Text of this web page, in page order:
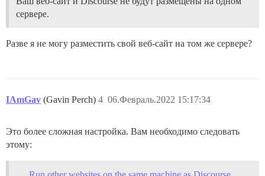
сервере.
Разве я не могу разместить свой веб-сайт на том же сервере?
IAmGav (Gavin Perch) 06.Февраль.2022 15:17:34
4
Это более сложная настройка. Вам необходимо следовать
этому: